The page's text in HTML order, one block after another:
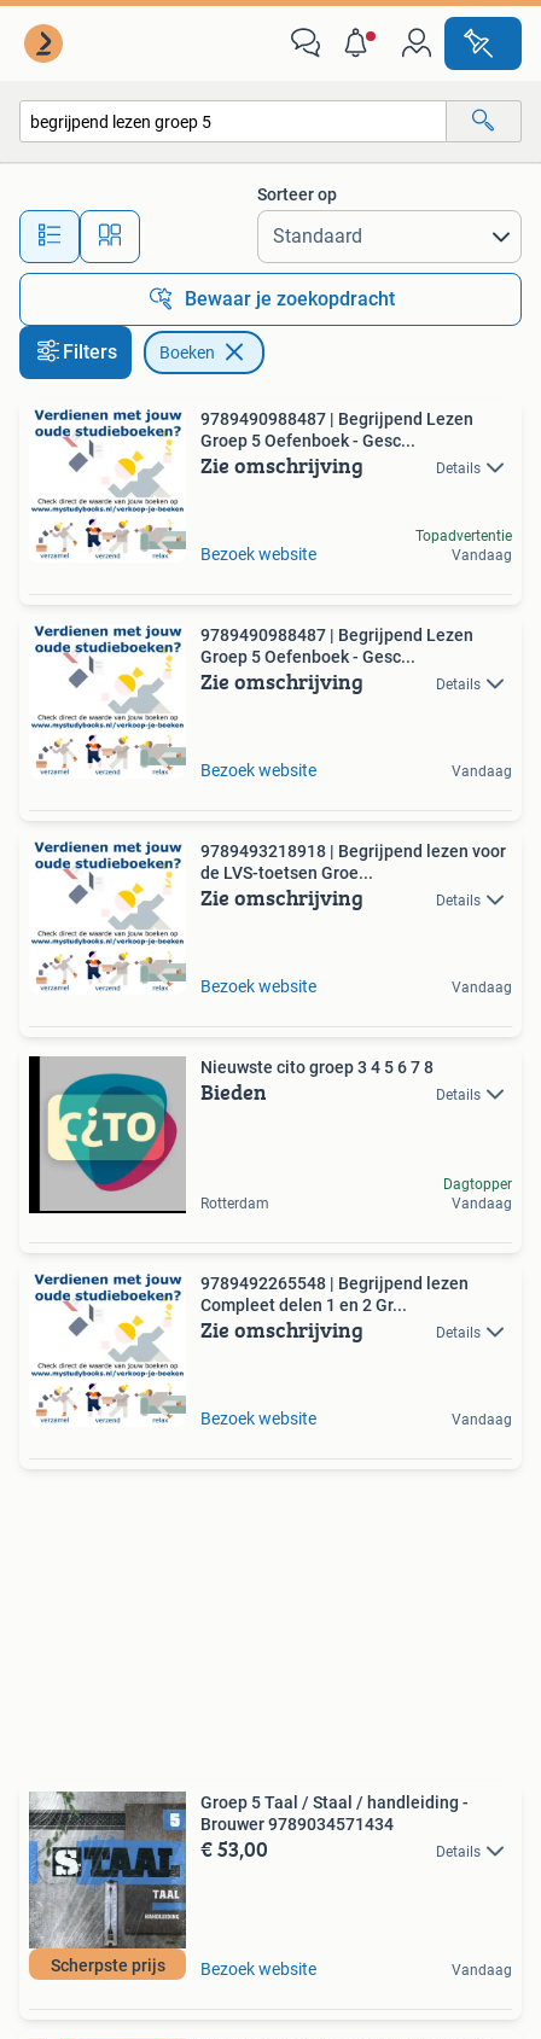
Alle afstanden…
Sorteer op
Bewaar je zoekopdracht
Filters Boeken
9789490988487 | Begrijpend Lezen
Groep 5 Oefenboek - Gesc...
Zie omschrijving Details
Bezoek website
Topadvertentie
Vandaag
9789490988487 | Begrijpend Lezen
Groep 5 Oefenboek - Gesc...
Zie omschrijving Details
Bezoek website Vandaag
9789493218918 | Begrijpend lezen voor
de LVS-toetsen Groe...
Zie omschrijving Details
Bezoek website Vandaag
Nieuwste cito groep 3 4 5 6 7 8
Bieden Details
Rotterdam
Dagtopper
Vandaag
9789492265548 | Begrijpend lezen
Compleet delen 1 en 2 Gr...
Zie omschrijving Details
Bezoek website Vandaag
Scherpste prijs
Groep 5 Taal / Staal / handleiding -
Brouwer 9789034571434
€ 53,00 Details
Bezoek website Vandaag